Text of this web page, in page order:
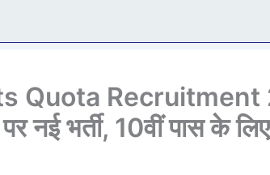
Quota Recruitment
नई भर्ती, 10वीं पास के